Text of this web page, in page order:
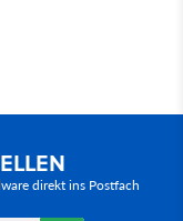
direkt ins Postfach